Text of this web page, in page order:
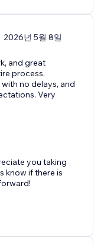
2026년 5월 8일
and great
process.
no delays, and
Very
you taking
know if there is